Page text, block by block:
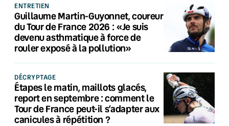
ENTRETIEN
Guillaume Martin-Guyonnet, coureur
du Tour de France 2026 : «Je suis
devenu asthmatique à force de
rouler exposé à la pollution»
DÉCRYPTAGE
Étapes le matin, maillots glacés,
report en septembre : comment le
Tour de France peut-il s’adapter aux
canicules à répétition ?